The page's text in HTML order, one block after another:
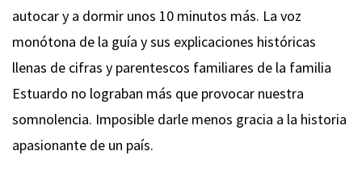
autocar y a dormir unos 10 minutos más. La voz
monótona de la guía y sus explicaciones históricas
llenas de cifras y parentescos familiares de la familia
Estuardo no lograban más que provocar nuestra
somnolencia. Imposible darle menos gracia a la historia
apasionante de un país.